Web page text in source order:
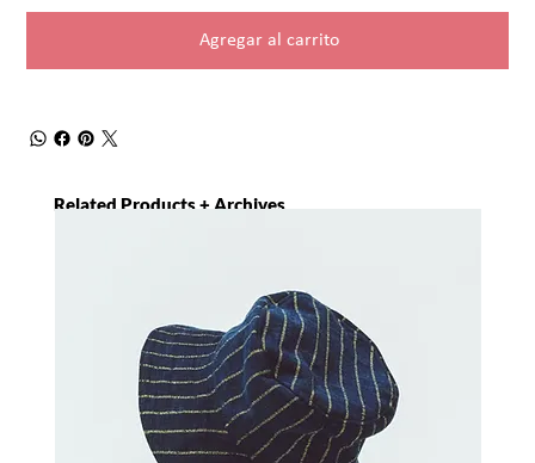
Agregar al carrito
Related Products + Archives